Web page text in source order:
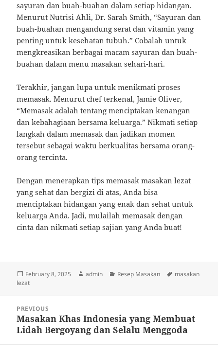
sayuran dan buah-buahan dalam setiap hidangan.
Menurut Nutrisi Ahli, Dr. Sarah Smith, “Sayuran dan
buah-buahan mengandung serat dan vitamin yang
penting untuk kesehatan tubuh.” Cobalah untuk
mengkreasikan berbagai macam sayuran dan buah-
buahan dalam menu masakan sehari-hari.
Terakhir, jangan lupa untuk menikmati proses
memasak. Menurut chef terkenal, Jamie Oliver,
“Memasak adalah tentang menciptakan kenangan
dan kebahagiaan bersama keluarga.” Nikmati setiap
langkah dalam memasak dan jadikan momen
tersebut sebagai waktu berkualitas bersama orang-
orang tercinta.
Dengan menerapkan tips memasak masakan lezat
yang sehat dan bergizi di atas, Anda bisa
menciptakan hidangan yang enak dan sehat untuk
keluarga Anda. Jadi, mulailah memasak dengan
cinta dan nikmati setiap sajian yang Anda buat!
Posted
on
February 8, 2025 Author
admin Categories
Resep Masakan Tags
masakan
lezat
navigation
PREVIOUS
Previous
post:
Masakan Khas Indonesia yang Membuat
Lidah Bergoyang dan Selalu Menggoda